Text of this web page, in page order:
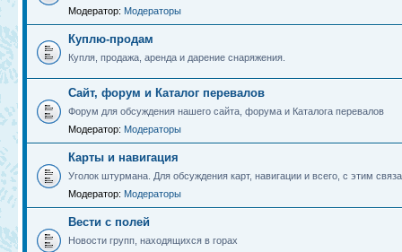
Модератор: Модераторы
Куплю-продам
Купля, продажа, аренда и дарение снаряжения.
Сайт, форум и Каталог перевалов
Форум для обсуждения нашего сайта, форума и Каталога перевалов
Модератор: Модераторы
Карты и навигация
Уголок штурмана. Для обсуждения карт, навигации и всего, с этим
Модератор: Модераторы
Вести с полей
Новости групп, находящихся в горах